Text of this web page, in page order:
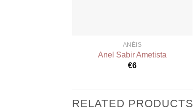
ANÉIS
Anel Sabir Ametista
€6
RELATED PRODUCTS